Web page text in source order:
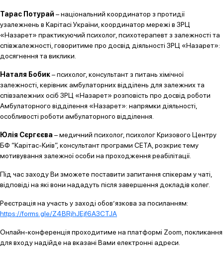
Тарас Потурай – національний координатор з протидії
узалежнень в Карітасі України, координатор мережі в ЗРЦ
«Назарет» практикуючий психолог, психотерапевт з залежності та
співжалежності, говоритиме про досвід діяльності ЗРЦ «Назарет»:
досягнення та виклики.
Наталя Бобик– психолог, консультант з питань хімічної
залежності, керівник амбулаторних відділень для залежних та
співзалежних осіб ЗРЦ «Назарет» розповість про досвід роботи
Амбулаторного відділення «Назарет»: напрямки діяльності,
особливості роботи амбулаторного відділення.
Юлія Сєргєєва – медичний психолог, психолог Кризового Центру
БФ “Карітас-Київ”, консультант програми СЕТА, розкриє тему
мотивування залежної особи на проходження реабілітації.
Під час заходу Ви зможете поставити запитання спікерам у чаті,
відповіді на які вони нададуть після завершення докладів колег.
Реєстрація на участь у заході обов’язкова за посиланням:
https://forms.gle/Z4BRjhJEjf6A3CTJA
Онлайн-конференція проходитиме на платформі Zoom, покликання
для входу надійде на вказані Вами електронні адреси.